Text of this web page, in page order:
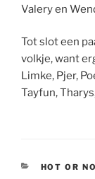
Valery en
Tot slot een
volkje, want
Limke, Pjer,
Tayfun,
HOT OR